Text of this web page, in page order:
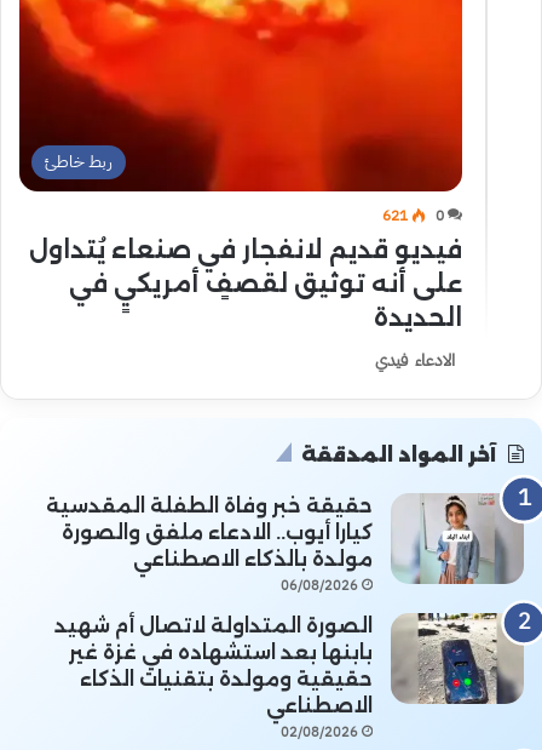
ربط خاطئ
0
621
فيديو قديم لانفجار في صنعاء يُتداول
على أنه توثيق لقصفٍ أمريكيٍ في
الحديدة
الادعاء فيدي
آخر المواد المدققة
حقيقة خبر وفاة الطفلة المقدسية
كيارا أيوب.. الادعاء ملفق والصورة
مولدة بالذكاء الاصطناعي
06/08/2026
الصورة المتداولة لاتصال أم شهيد
بابنها بعد استشهاده في غزة غير
حقيقية ومولدة بتقنيات الذكاء
الاصطناعي
02/08/2026